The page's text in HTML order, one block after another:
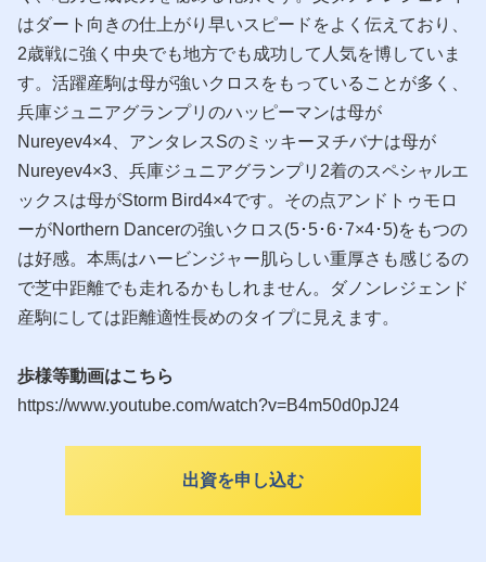
はダート向きの仕上がり早いスピードをよく伝えており、
2歳戦に強く中央でも地方でも成功して人気を博していま
す。活躍産駒は母が強いクロスをもっていることが多く、
兵庫ジュニアグランプリのハッピーマンは母が
Nureyev4×4、アンタレスSのミッキーヌチバナは母が
Nureyev4×3、兵庫ジュニアグランプリ2着のスペシャルエ
ックスは母がStorm Bird4×4です。その点アンドトゥモロ
ーがNorthern Dancerの強いクロス(5･5･6･7×4･5)をもつの
は好感。本馬はハービンジャー肌らしい重厚さも感じるの
で芝中距離でも走れるかもしれません。ダノンレジェンド
産駒にしては距離適性長めのタイプに見えます。
歩様等動画はこちら
https://www.youtube.com/watch?v=B4m50d0pJ24
出資を申し込む